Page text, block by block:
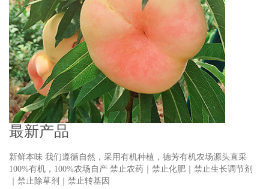
最新产品
新鲜本味 我们遵循自然，采用有机种植，德芳有机农场源头直采
100%有机，100%农场自产 禁止农药｜禁止化肥｜禁止生长调节剂
｜禁止除草剂｜禁止转基因